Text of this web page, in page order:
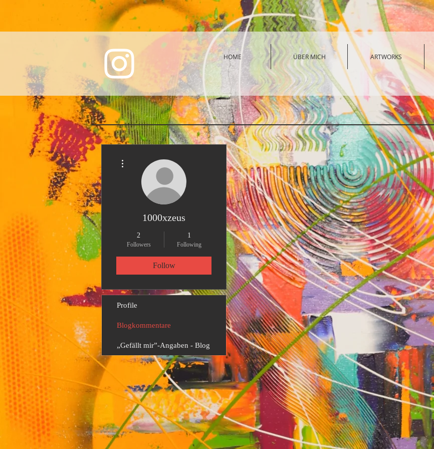
HOME ÜBER MICH ARTWORKS
1000xzeus
2
Followers
1
Following
Follow
Profile
Blogkommentare
„Gefällt mir”-Angaben - Blog